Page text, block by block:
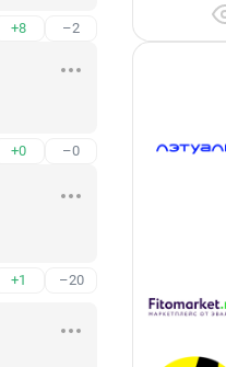
+8 –2
+0 –0
+1 –20